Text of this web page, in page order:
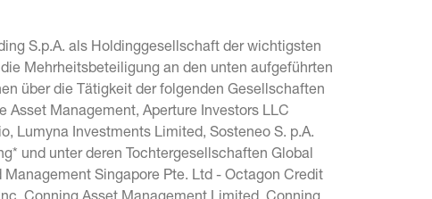
S.p.A. als Holdinggesellschaft der wichtigsten
Mehrheitsbeteiligung an den unten aufgeführten
über die Tätigkeit der folgenden Gesellschaften
Asset Management, Aperture Investors LLC
Lumyna Investments Limited, Sosteneo S. p.A.
und unter deren Tochtergesellschaften Global
Singapore Pte. Ltd - Octagon Credit